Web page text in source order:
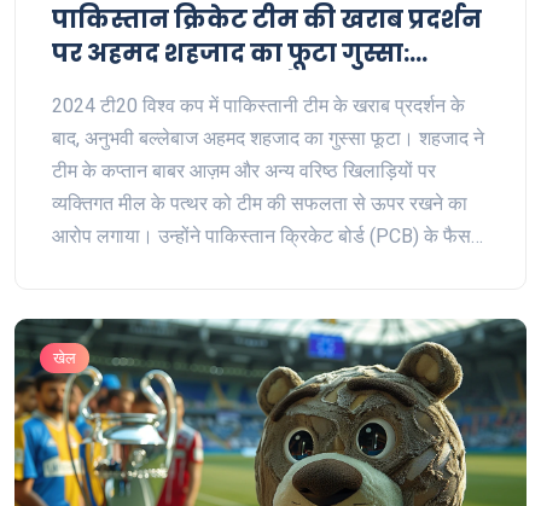
पाकिस्तान क्रिकेट टीम की खराब प्रदर्शन
पर अहमद शहजाद का फूटा गुस्सा:
कप्तान बाबर आज़म और अन्य वरिष्ठ
खिलाड़ियों की बर्खास्तगी की मांग
2024 टी20 विश्व कप में पाकिस्तानी टीम के खराब प्रदर्शन के
बाद, अनुभवी बल्लेबाज अहमद शहजाद का गुस्सा फूटा। शहजाद ने
टीम के कप्तान बाबर आज़म और अन्य वरिष्ठ खिलाड़ियों पर
व्यक्तिगत मील के पत्थर को टीम की सफलता से ऊपर रखने का
आरोप लगाया। उन्होंने पाकिस्तान क्रिकेट बोर्ड (PCB) के फैसलों
खेल